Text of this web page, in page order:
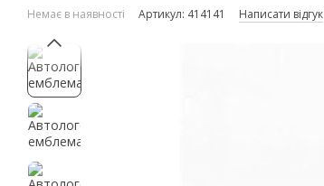
Немає в наявності Артикул: 414141 Написати відгук